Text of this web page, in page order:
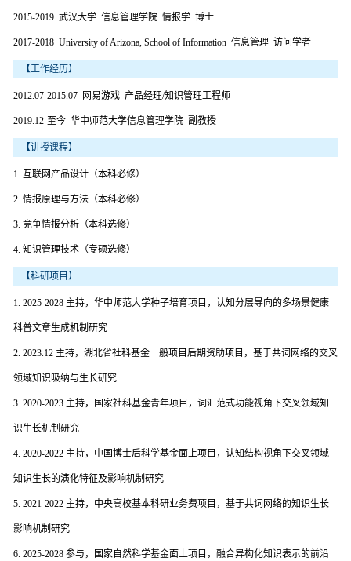
2015-2019 武汉大学 信息管理学院 情报学 博士
2017-2018 University of Arizona, School of Information 信息管理 访问学者
【工作经历】
2012.07-2015.07 网易游戏 产品经理/知识管理工程师
2019.12-至今 华中师范大学信息管理学院 副教授
【讲授课程】
1. 互联网产品设计（本科必修）
2. 情报原理与方法（本科必修）
3. 竞争情报分析（本科选修）
4. 知识管理技术（专硕选修）
【科研项目】
1. 2025-2028 主持，华中师范大学种子培育项目，认知分层导向的多场景健康
科普文章生成机制研究
2. 2023.12 主持，湖北省社科基金一般项目后期资助项目，基于共词网络的交叉
领域知识吸纳与生长研究
3. 2020-2023 主持，国家社科基金青年项目，词汇范式功能视角下交叉领域知
识生长机制研究
4. 2020-2022 主持，中国博士后科学基金面上项目，认知结构视角下交叉领域
知识生长的演化特征及影响机制研究
5. 2021-2022 主持，中央高校基本科研业务费项目，基于共词网络的知识生长
影响机制研究
6. 2025-2028 参与，国家自然科学基金面上项目，融合异构化知识表示的前沿